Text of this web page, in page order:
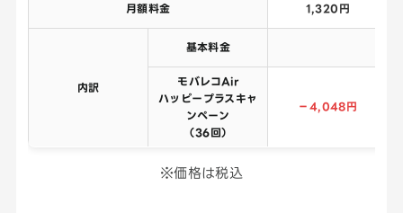
月額料金 1,320円
内訳
基本料金
モバレコAir
ハッピープラスキャ
ンペーン
（36回）
－4,048円
※価格は税込